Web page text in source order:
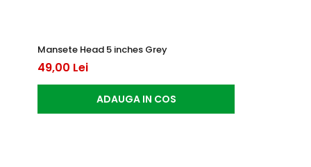
Mansete Head 5 inches Grey
49,00 Lei
ADAUGA IN COS